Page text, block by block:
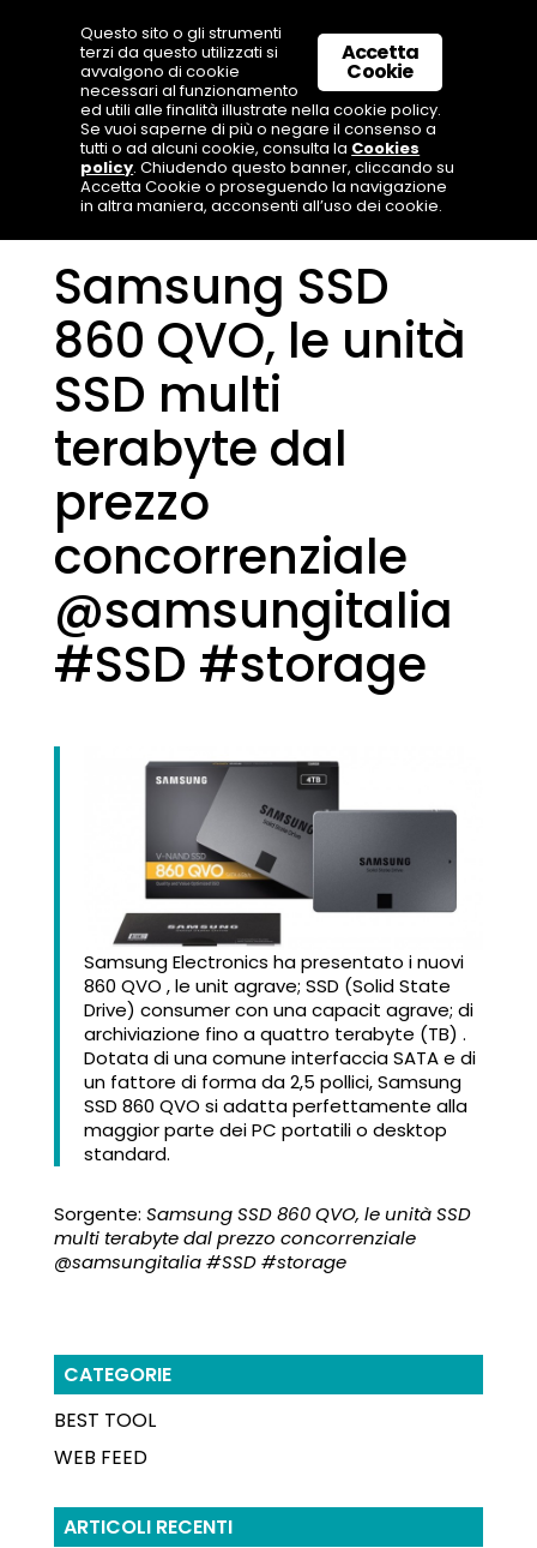
Samsung SSD
860 QVO, le unità
SSD multi
terabyte dal
prezzo
concorrenziale
@samsungitalia
#SSD #storage
Samsung Electronics ha presentato i nuovi
860 QVO , le unit agrave; SSD (Solid State
Drive) consumer con una capacit agrave; di
archiviazione fino a quattro terabyte (TB) .
Dotata di una comune interfaccia SATA e di
un fattore di forma da 2,5 pollici, Samsung
SSD 860 QVO si adatta perfettamente alla
maggior parte dei PC portatili o desktop
standard.
Sorgente: Samsung SSD 860 QVO, le unità SSD
multi terabyte dal prezzo concorrenziale
@samsungitalia #SSD #storage
CATEGORIE
BEST TOOL
WEB FEED
ARTICOLI RECENTI
Accetta
Cookie
Questo sito o gli strumenti
terzi da questo utilizzati si
avvalgono di cookie
necessari al funzionamento
ed utili alle finalità illustrate nella cookie policy.
Se vuoi saperne di più o negare il consenso a
tutti o ad alcuni cookie, consulta la Cookies
policy. Chiudendo questo banner, cliccando su
Accetta Cookie o proseguendo la navigazione
in altra maniera, acconsenti all’uso dei cookie.